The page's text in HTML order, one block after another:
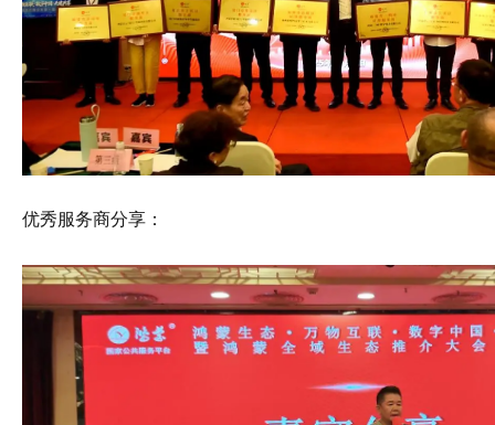
优秀服务商分享：